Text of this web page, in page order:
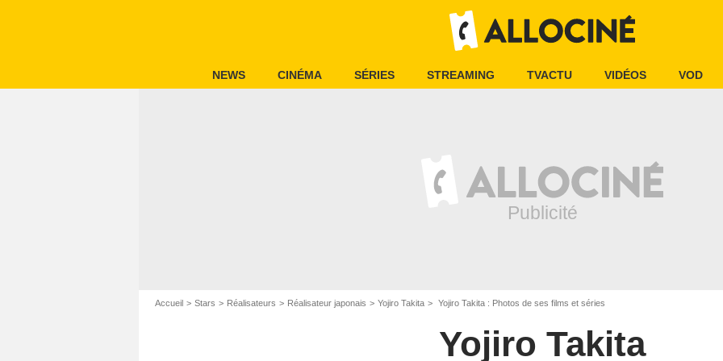
NEWS CINÉMA SÉRIES STREAMING TVACTU VIDÉOS VOD
Accueil Stars Réalisateurs Réalisateur japonais Yojiro Takita Yojiro Takita : Photos de ses films et séries
Yojiro Takita